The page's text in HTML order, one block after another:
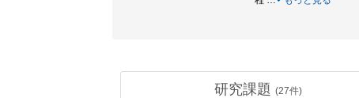
研究課題 (27件)